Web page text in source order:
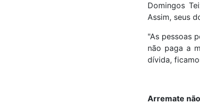
Domingos
Assim, seus
"As pessoas
não paga a
dívida,
Arremate